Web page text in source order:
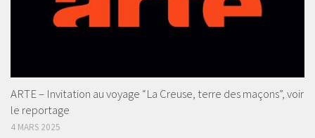
ARTE – Invitation au voyage “La Creuse, terre des maçons”, voir
le reportage
4 MARS 2025